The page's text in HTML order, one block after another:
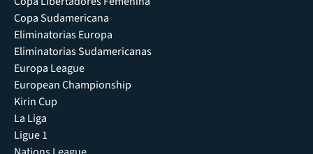
Copa Sudamericana
Eliminatorias Europa
Eliminatorias Sudamericanas
Europa League
European Championship
Kirin Cup
La Liga
Ligue 1